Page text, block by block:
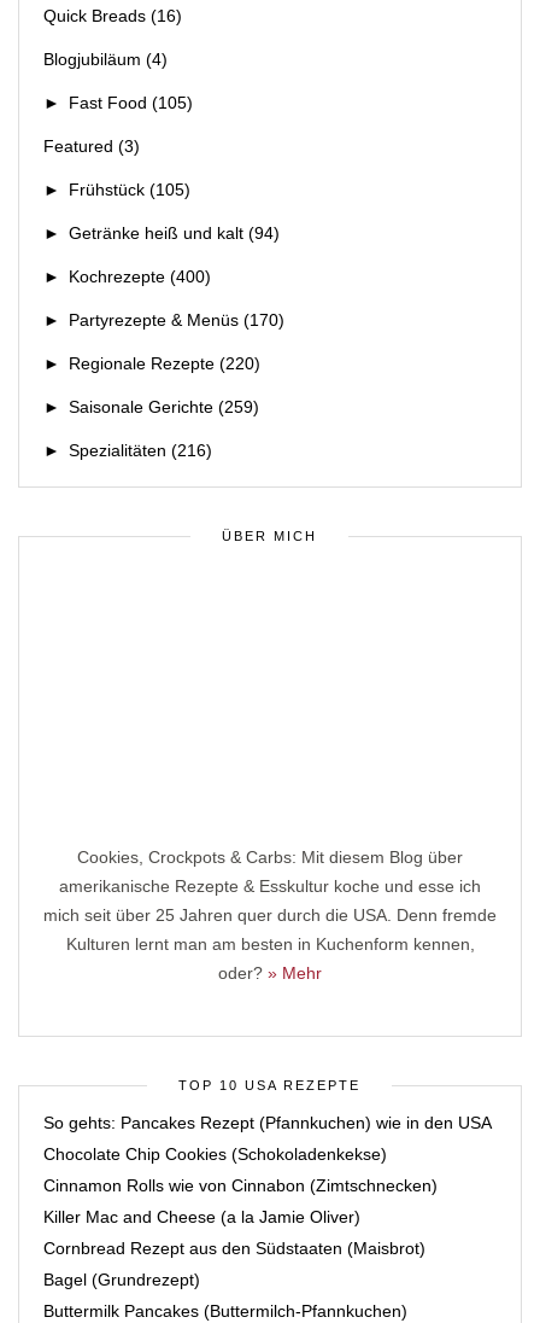
Quick Breads (16)
Blogjubiläum (4)
► Fast Food (105)
Featured (3)
► Frühstück (105)
► Getränke heiß und kalt (94)
► Kochrezepte (400)
► Partyrezepte & Menüs (170)
► Regionale Rezepte (220)
► Saisonale Gerichte (259)
► Spezialitäten (216)
ÜBER MICH
Cookies, Crockpots & Carbs: Mit diesem Blog über
amerikanische Rezepte & Esskultur koche und esse ich
mich seit über 25 Jahren quer durch die USA. Denn fremde
Kulturen lernt man am besten in Kuchenform kennen,
oder? » Mehr
TOP 10 USA REZEPTE
So gehts: Pancakes Rezept (Pfannkuchen) wie in den USA
Chocolate Chip Cookies (Schokoladenkekse)
Cinnamon Rolls wie von Cinnabon (Zimtschnecken)
Killer Mac and Cheese (a la Jamie Oliver)
Cornbread Rezept aus den Südstaaten (Maisbrot)
Bagel (Grundrezept)
Buttermilk Pancakes (Buttermilch-Pfannkuchen)